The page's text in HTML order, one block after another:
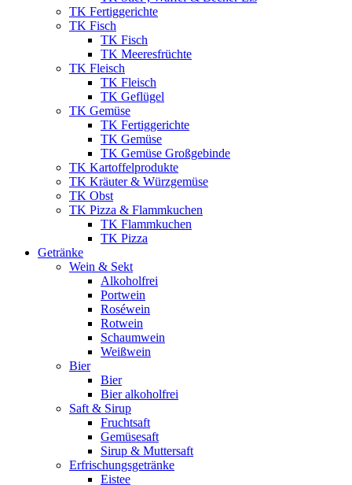
TK Fertiggerichte
TK Fisch
TK Fisch
TK Meeresfrüchte
TK Fleisch
TK Fleisch
TK Geflügel
TK Gemüse
TK Fertiggerichte
TK Gemüse
TK Gemüse Großgebinde
TK Kartoffelprodukte
TK Kräuter & Würzgemüse
TK Obst
TK Pizza & Flammkuchen
TK Flammkuchen
TK Pizza
Getränke
Wein & Sekt
Alkoholfrei
Portwein
Roséwein
Rotwein
Schaumwein
Weißwein
Bier
Bier
Bier alkoholfrei
Saft & Sirup
Fruchtsaft
Gemüsesaft
Sirup & Muttersaft
Erfrischungsgetränke
Eistee